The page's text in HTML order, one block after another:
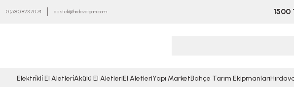
0 (530) 823 70 74 destek@hirdavatgani.com 1500
Elektri̇kli̇ El Aletleri̇Akülü El AletleriEl AletleriYapı MarketBahçe Tarım Ekipmanları